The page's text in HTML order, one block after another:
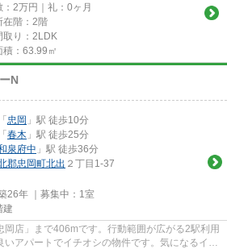
：2万円｜礼：0ヶ月
在階：2階
取り：2LDK
積：63.99㎡
N
「 忠岡 」駅 徒歩10分
「 春木 」駅 徒歩25分
泉府中 」駅 徒歩36分
郡忠岡町北出 ２丁目1-37
26年 ｜募集中： 1室
建
店」まで406mです。行動範囲が広がる2駅利用
アパートでイチオシの物件です。気になるイチ